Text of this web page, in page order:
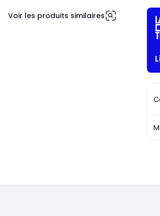
Voir les produits similaires